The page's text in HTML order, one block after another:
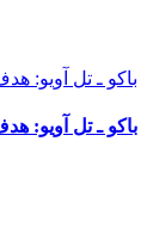
باکو ـ تل آویو:
باکو ـ تل آویو: